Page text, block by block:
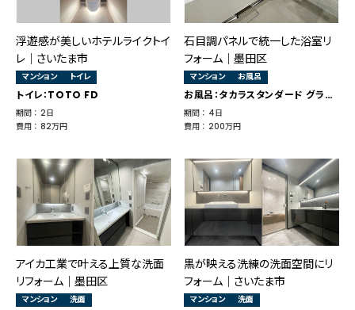
浮遊感が美しいホテルライクトイ
レ｜さいたま市
マンション トイレ
トイレ：TOTO FD
期間 ： 2日
費用 ： 82万円
石目調パネルで統一した浴室リ
フォーム｜墨田区
マンション お風呂
お風呂：タカラスタンダード グランスパ
期間 ： 4日
費用 ： 200万円
アイカ工業で叶える上質な洗面
リフォーム｜墨田区
マンション 洗面
黒が映える洗練の洗面空間にリ
フォーム｜さいたま市
マンション 洗面